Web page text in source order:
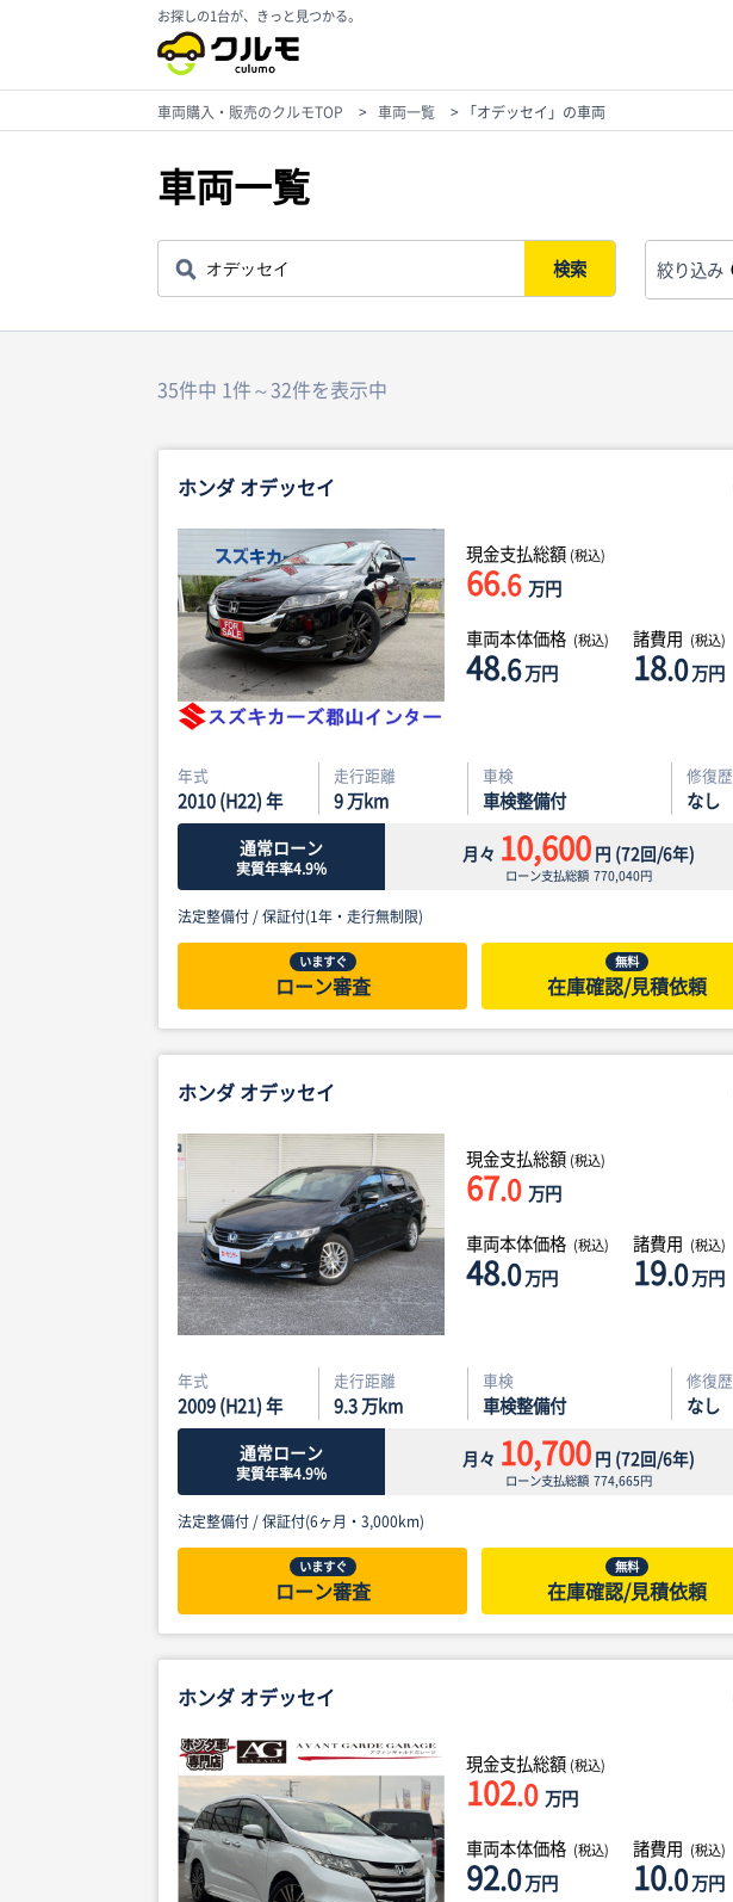
お探しの1台が、きっと見つかる。
車両購入・販売のクルモTOP > 車両一覧 > 「オデッセイ」の車両
車両一覧
検索 絞り込み
35件中 1件～32件を表示中
ホンダ オデッセイ
現金支払総額 (税込)
66.6 万円
車両本体価格 (税込)
48.6万円
諸費用 (税込)
18.0万円
年式
2010 (H22) 年
走行距離
9万km
車検
車検整備付
修復歴
なし
通常ローン
実質年率4.9%
月々 10,600円 (72回/6年)
ローン支払総額 770,040円
法定整備付 /保証付(1年・走行無制限)
いますぐ
ローン審査
無料
在庫確認/見積依頼
ホンダ オデッセイ
現金支払総額 (税込)
67.0 万円
車両本体価格 (税込)
48.0万円
諸費用 (税込)
19.0万円
年式
2009 (H21) 年
走行距離
9.3万km
車検
車検整備付
修復歴
なし
通常ローン
実質年率4.9%
月々 10,700円 (72回/6年)
ローン支払総額 774,665円
法定整備付 /保証付(6ヶ月・3,000km)
いますぐ
ローン審査
無料
在庫確認/見積依頼
ホンダ オデッセイ
現金支払総額 (税込)
102.0 万円
車両本体価格 (税込)
92.0万円
諸費用 (税込)
10.0万円